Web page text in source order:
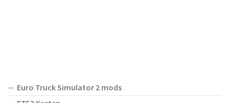
Euro Truck Simulator 2 mods